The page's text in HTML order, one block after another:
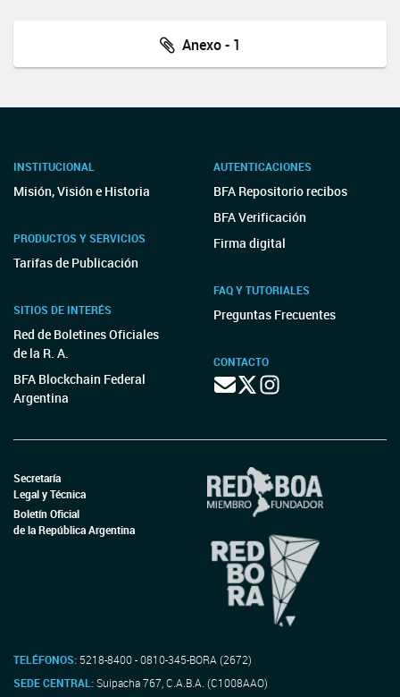
Anexo - 1
INSTITUCIONAL
Misión, Visión e Historia
PRODUCTOS Y SERVICIOS
Tarifas de Publicación
SITIOS DE INTERÉS
Red de Boletines Oficiales
de la R. A.
BFA Blockchain Federal
Argentina
AUTENTICACIONES
BFA Repositorio recibos
BFA Verificación
Firma digital
FAQ Y TUTORIALES
Preguntas Frecuentes
CONTACTO
Secretaría
Legal y Técnica
Boletín Oficial
de la República Argentina
TELÉFONOS: 5218-8400 - 0810-345-BORA (2672)
SEDE CENTRAL:Suipacha 767, C.A.B.A. (C1008AAO)